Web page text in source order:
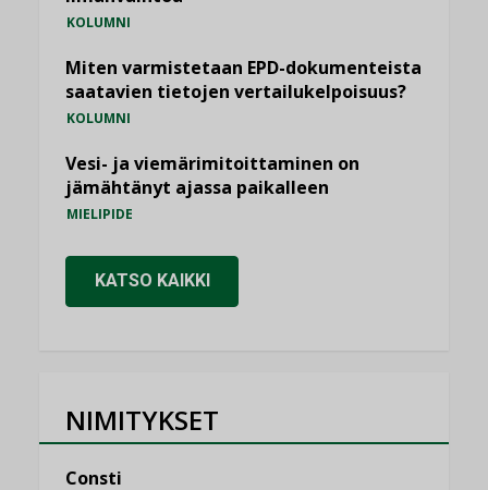
KOLUMNI
Miten varmistetaan EPD-dokumenteista
saatavien tietojen vertailukelpoisuus?
KOLUMNI
Vesi- ja viemärimitoittaminen on
jämähtänyt ajassa paikalleen
MIELIPIDE
KATSO KAIKKI
NIMITYKSET
Consti